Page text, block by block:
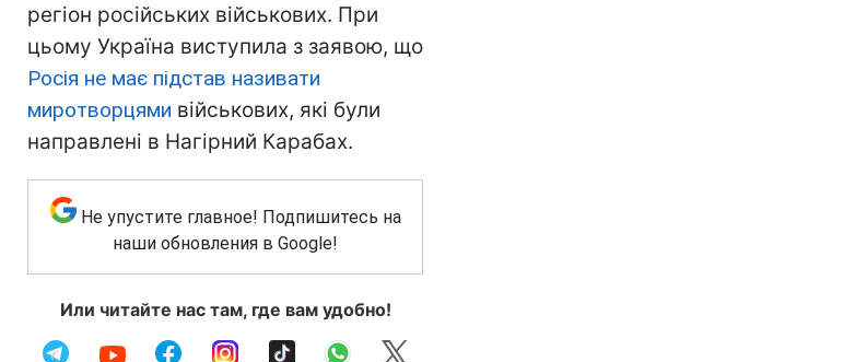
регіон російських військових. При
цьому Україна виступила з заявою, що
Росія не має підстав називати
миротворцями військових, які були
направлені в Нагірний Карабах.
Не упустите главное! Подпишитесь на
наши обновления в Google!
Или читайте нас там, где вам удобно!